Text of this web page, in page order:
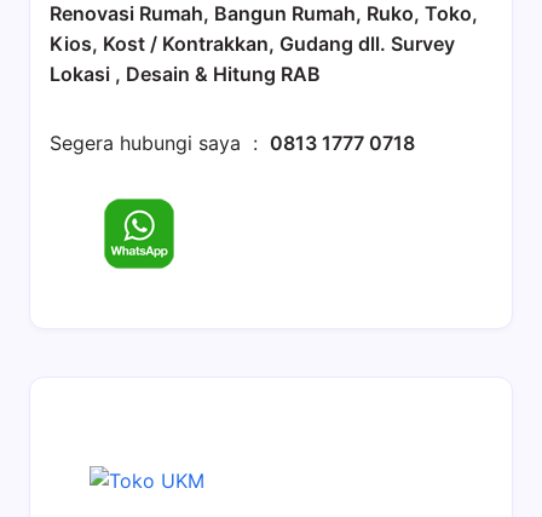
Renovasi Rumah, Bangun Rumah, Ruko, Toko,
Kios, Kost / Kontrakkan, Gudang dll. Survey
Lokasi , Desain & Hitung RAB
Segera hubungi saya : 0813 1777 0718